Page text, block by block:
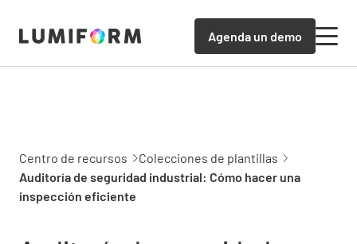
Agenda un demo
Centro de recursos
Colecciones de plantillas
Auditoría de seguridad industrial: Cómo hacer una
inspección eficiente